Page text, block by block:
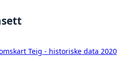
Teig - historiske data 2020